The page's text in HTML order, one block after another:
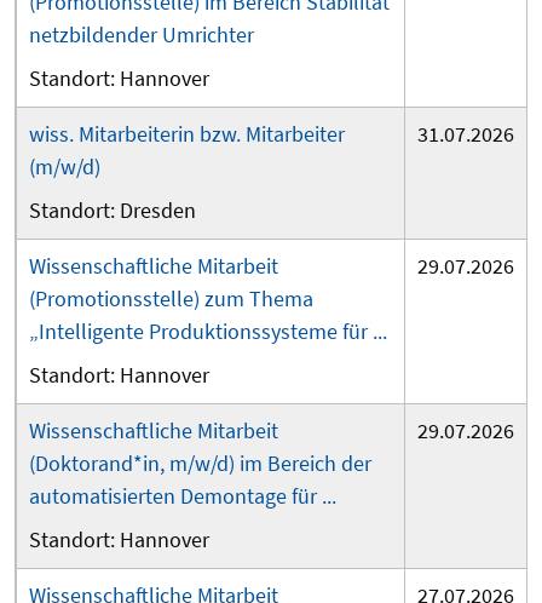
netzbildender Umrichter
Hannover
wiss. Mitarbeiterin bzw. Mitarbeiter
(m/w/d)
Dresden
31.07.2026
Wissenschaftliche Mitarbeit
(Promotionsstelle) zum Thema
„Intelligente Produktionssysteme für ...
Hannover
29.07.2026
Wissenschaftliche Mitarbeit
(Doktorand*in, m/w/d) im Bereich der
automatisierten Demontage für ...
Hannover
29.07.2026
Wissenschaftliche Mitarbeit
27.07.2026